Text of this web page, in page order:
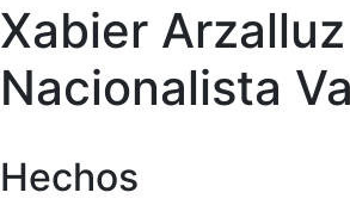
Xabier
Nacionalista
Hechos